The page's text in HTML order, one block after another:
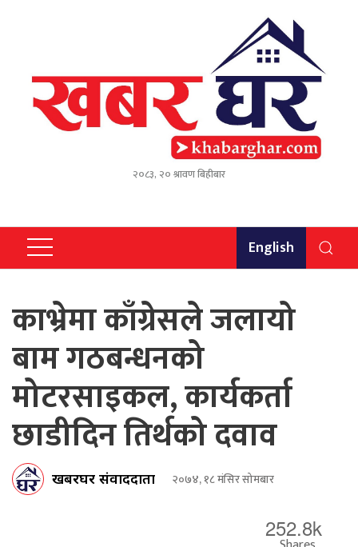
२०८३, २० श्रावण बिहीबार
English
काभ्रेमा काँग्रेसले जलायो
बाम गठबन्धनको
मोटरसाइकल, कार्यकर्ता
छाडीदिन तिर्थको दवाव
खबरघर संवाददाता २०७४, १८ मंसिर सोमबार
252.8k